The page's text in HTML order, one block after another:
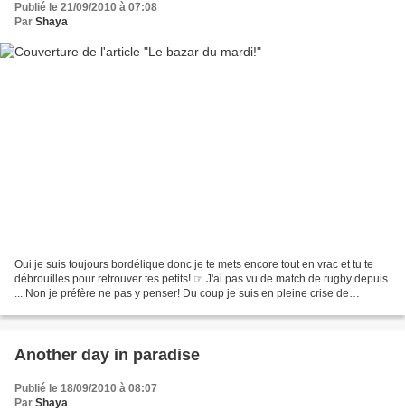
Publié le 21/09/2010 à 07:08
Par Shaya
Oui je suis toujours bordélique donc je te mets encore tout en vrac et tu te
débrouilles pour retrouver tes petits! ☞ J'ai pas vu de match de rugby depuis
... Non je préfère ne pas y penser! Du coup je suis en pleine crise de
Another day in paradise
Publié le 18/09/2010 à 08:07
Par Shaya